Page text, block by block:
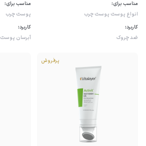
مناسب برای:
انواع پوست پوست چرب
کاربرد:
ضد چروک
مناسب برای:
پوست چرب
کاربرد:
آبرسان پوست
پرفروش